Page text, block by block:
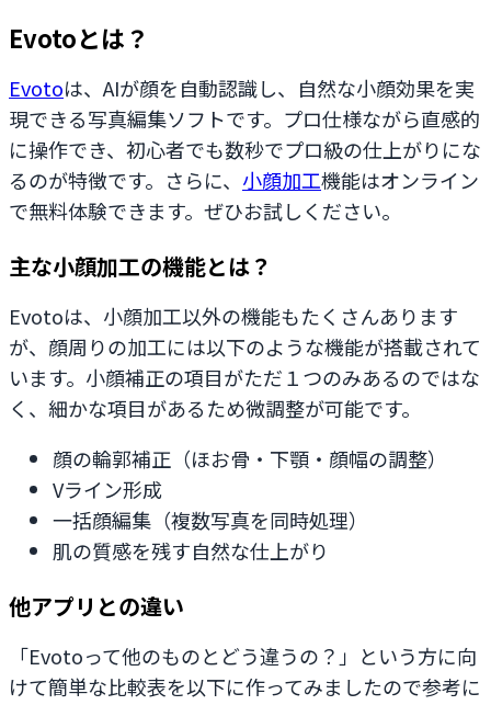
Evotoとは？
Evotoは、AIが顔を自動認識し、自然な小顔効果を実
現できる写真編集ソフトです。プロ仕様ながら直感的
に操作でき、初心者でも数秒でプロ級の仕上がりにな
るのが特徴です。さらに、 小顔加工機能はオンライン
で無料体験できます。ぜひお試しください。
主な小顔加工の機能とは？
Evotoは、小顔加工以外の機能もたくさんあります
が、顔周りの加工には以下のような機能が搭載されて
います。小顔補正の項目がただ１つのみあるのではな
く、細かな項目があるため微調整が可能です。
顔の輪郭補正（ほお骨・下顎・顔幅の調整）
Vライン形成
一括顔編集（複数写真を同時処理）
肌の質感を残す自然な仕上がり
他アプリとの違い
「Evotoって他のものとどう違うの？」という方に向
けて簡単な比較表を以下に作ってみましたので参考に